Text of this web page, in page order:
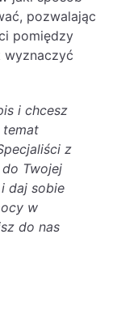
pozwalając
pomiędzy
wyznaczyć
i chcesz
temat
z
do Twojej
daj sobie
w
do nas